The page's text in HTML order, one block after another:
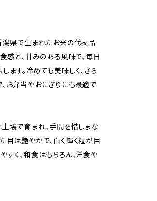
潟県で生まれたお米の代表品
感と、甘みのある風味で、毎日
ます。冷めても美味しく、さら
お弁当やおにぎりにも最適で
壌で育まれ、手間を惜しまな
目は艶やかで、白く輝く粒が目
すく、和食はもちろん、洋食や